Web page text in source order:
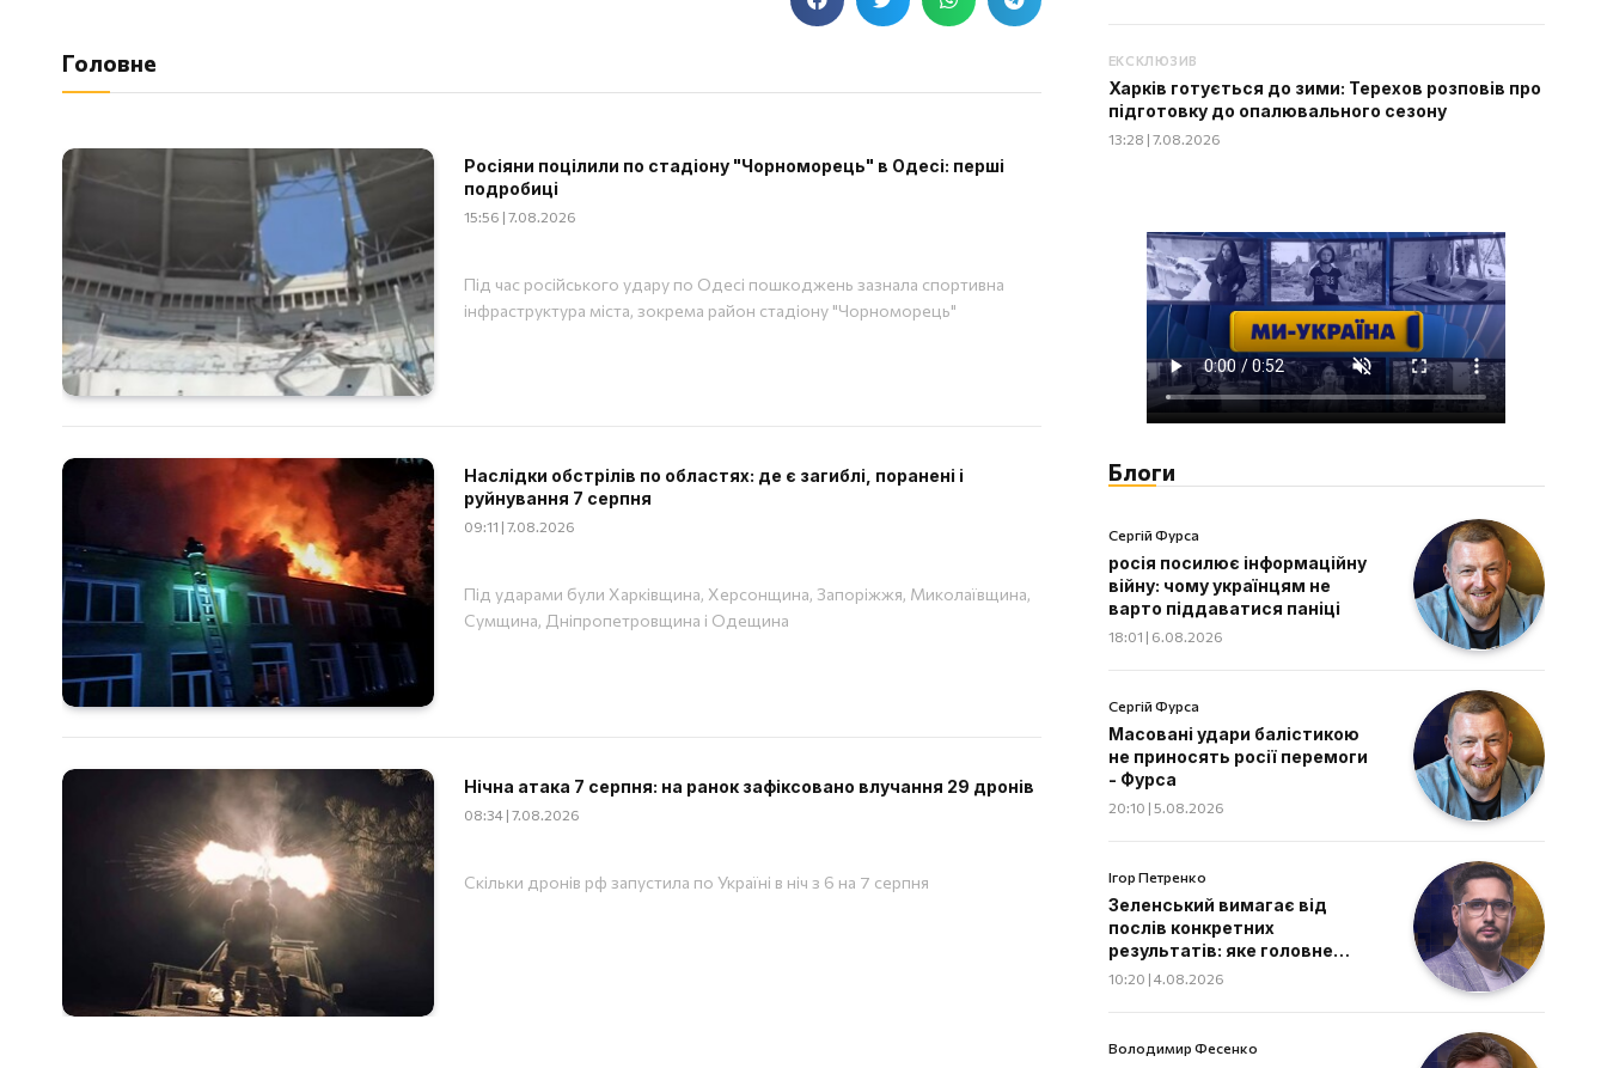
Головне
Росіяни поцілили по стадіону "Чорноморець" в Одесі: перші
подробиці
15:56 | 7.08.2026
Під час російського удару по Одесі пошкоджень зазнала спортивна
інфраструктура міста, зокрема район стадіону "Чорноморець"
Наслідки обстрілів по областях: де є загиблі, поранені і
руйнування 7 серпня
09:11 | 7.08.2026
Під ударами були Харківщина, Херсонщина, Запоріжжя, Миколаївщина,
Сумщина, Дніпропетровщина і Одещина
Нічна атака 7 серпня: на ранок зафіксовано влучання 29 дронів
08:34 | 7.08.2026
Скільки дронів рф запустила по Україні в ніч з 6 на 7 серпня
ЕКСКЛЮЗИВ
Харків готується до зими: Терехов розповів про
підготовку до опалювального сезону
13:28 | 7.08.2026
Блоги
Сергій Фурса
росія посилює інформаційну
війну: чому українцям не
варто піддаватися паніці
18:01 | 6.08.2026
Сергій Фурса
Масовані удари балістикою
не приносять росії перемоги
- Фурса
20:10 | 5.08.2026
Ігор Петренко
Зеленський вимагає від
послів конкретних
результатів: яке головне
завдання дипломатів
10:20 | 4.08.2026
Володимир Фесенко